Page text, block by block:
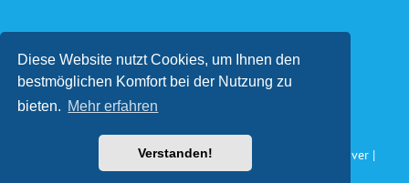
Diese Website nutzt Cookies, um Ihnen den
bestmöglichen Komfort bei der Nutzung zu
bieten. Mehr erfahren
Verstanden!
Wir danken für die freundliche
Unterstützung und Förderung
Konzeption und Gestaltung: Impuls Werbeagentur, Hannover |
www.werbeagentur-impuls.de